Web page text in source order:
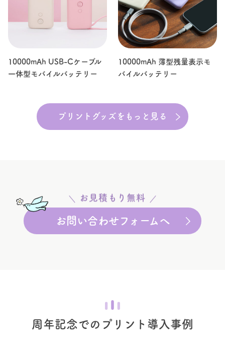
10000mAh USB-Cケーブル
一体型モバイルバッテリー
10000mAh 薄型残量表示モ
バイルバッテリー
プリントグッズをもっと見る
お見積もり無料
お問い合わせフォームへ
周年記念での プリント導入事例